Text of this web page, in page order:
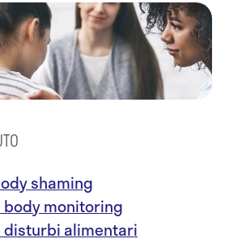
shaming
body monitoring
disturbi alimentari